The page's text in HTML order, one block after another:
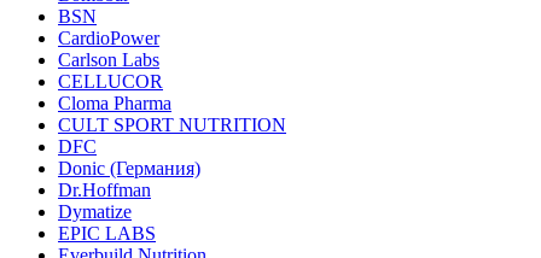
BSN
CardioPower
Carlson Labs
CELLUCOR
Cloma Pharma
CULT SPORT NUTRITION
DFC
Donic (Германия)
Dr.Hoffman
Dymatize
EPIC LABS